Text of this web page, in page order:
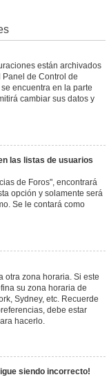
están archivados
de Control de
encuentra en la parte
cambiar sus datos y
las listas de usuarios
de Foros", encontrará
opción y solamente será
Se le contará como
otra zona horaria. Si este
su zona horaria de
Sydney, etc. Recuerde
debe estar
hacerlo.
siendo incorrecto!